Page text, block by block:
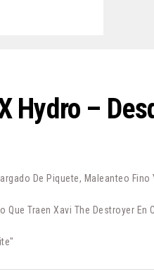
Hydro –
De Piquete, Maleanteo Fino
Que Traen Xavi The Destroyer En